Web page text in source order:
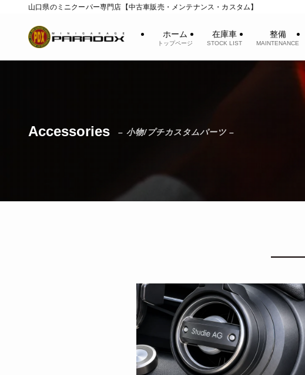
山口県のミニクーパー専門店【中古車販売・メンテナンス・カスタム】
ホーム
トップページ
在庫車
STOCK LIST
整備
MAINTENANCE
Accessories – 小物/プチカスタムパーツ –